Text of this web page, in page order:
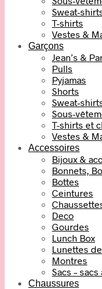
Sweat-
T-shirts
Vestes &
Garçons
Jean’s &
Pulls
Pyjamas
Shorts
Sweat-
Sous-
T-shirts et
Vestes &
Accessoires
Bijoux &
Bonnets,
Bottes
Ceintures
Deco
Gourdes
Lunch Box
Lunettes
Montres
Sacs – sacs
Chaussures